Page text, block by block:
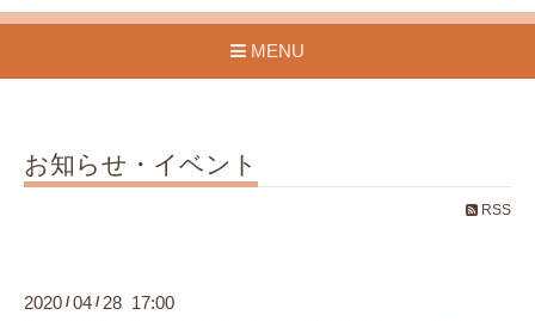
MENU
お知らせ・イベント
RSS
2020 /04 / 28 17:00